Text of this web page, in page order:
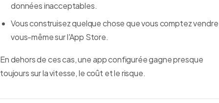
données inacceptables.
Vous construisez quelque chose que vous comptez vendre
vous-même sur l'App Store.
En dehors de ces cas, une app configurée gagne presque
toujours sur la vitesse, le coût et le risque.